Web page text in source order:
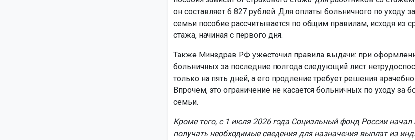
он составляет 6 827 рублей. Для оплаты больничного по уходу
семьи пособие рассчитывается по общим правилам, исходя из
стажа, начиная с первого дня.
Также Минздрав РФ ужесточил правила выдачи: при
больничных за последние полгода следующий лист
только на пять дней, а его продление требует решения
Впрочем, это ограничение не касается больничных по уходу за
семьи.
Кроме того, с 1 июля 2026 года Социальный фонд России начал
получать необходимые сведения для назначения выплат из